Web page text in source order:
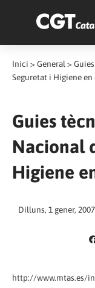
Inici > General >
Seguretat i Higiene en
Guies
Nacional
Higiene
Dilluns, 1 gener, 2007
http://www.mtas.es/